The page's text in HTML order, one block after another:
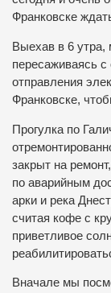
Франковске
Выехав в 6 утра,
пересаживаясь с
отправления
Франковске,
Прогулка по
закрыт на
по аварийным
арки и река
считая кофе с
приветливое
Вначале мы